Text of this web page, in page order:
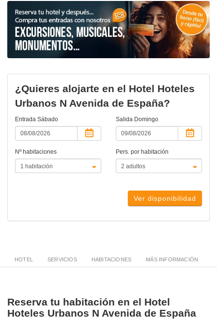
¿Quieres alojarte en el Hotel Hoteles
Urbanos N Avenida de España?
Entrada Sábado Salida Domingo
Nº habitaciones Pers. por habitación
Ver disponibilidad
HOTEL SERVICIOS HABITACIONES MÁS INFORMACIÓN
Reserva tu habitación en el Hotel
Hoteles Urbanos N Avenida de España